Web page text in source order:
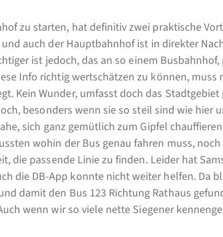
zu starten, hat definitiv zwei praktische
auch der Hauptbahnhof ist in direkter
ist jedoch, das an so einem
Info richtig wertschätzen zu können, muss
Kein Wunder, umfasst doch das
besonders wenn sie so steil sind wie hier
sich ganz gemütlich zum Gipfel
wohin der Bus genau fahren muss,
die passende Linie zu finden. Leider hat
die DB-App konnte nicht weiter helfen. Da
damit den Bus 123 Richtung Rathaus
wenn wir so viele nette Siegener